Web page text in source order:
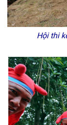
Hội thi